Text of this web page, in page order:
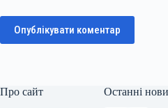
Опублікувати коментар
Про сайт Останні